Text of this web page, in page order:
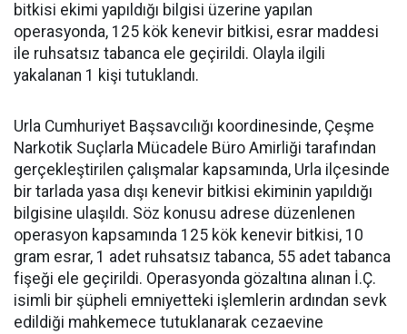
bitkisi ekimi yapıldığı bilgisi üzerine yapılan
operasyonda, 125 kök kenevir bitkisi, esrar maddesi
ile ruhsatsız tabanca ele geçirildi. Olayla ilgili
yakalanan 1 kişi tutuklandı.
Urla Cumhuriyet Başsavcılığı koordinesinde, Çeşme
Narkotik Suçlarla Mücadele Büro Amirliği tarafından
gerçekleştirilen çalışmalar kapsamında, Urla ilçesinde
bir tarlada yasa dışı kenevir bitkisi ekiminin yapıldığı
bilgisine ulaşıldı. Söz konusu adrese düzenlenen
operasyon kapsamında 125 kök kenevir bitkisi, 10
gram esrar, 1 adet ruhsatsız tabanca, 55 adet tabanca
fişeği ele geçirildi. Operasyonda gözaltına alınan İ.Ç.
isimli bir şüpheli emniyetteki işlemlerin ardından sevk
edildiği mahkemece tutuklanarak cezaevine